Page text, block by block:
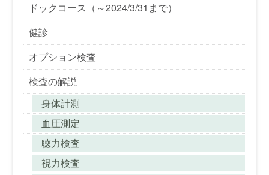
ドックコース（～2024/3/31まで）
健診
オプション検査
検査の解説
身体計測
血圧測定
聴力検査
視力検査